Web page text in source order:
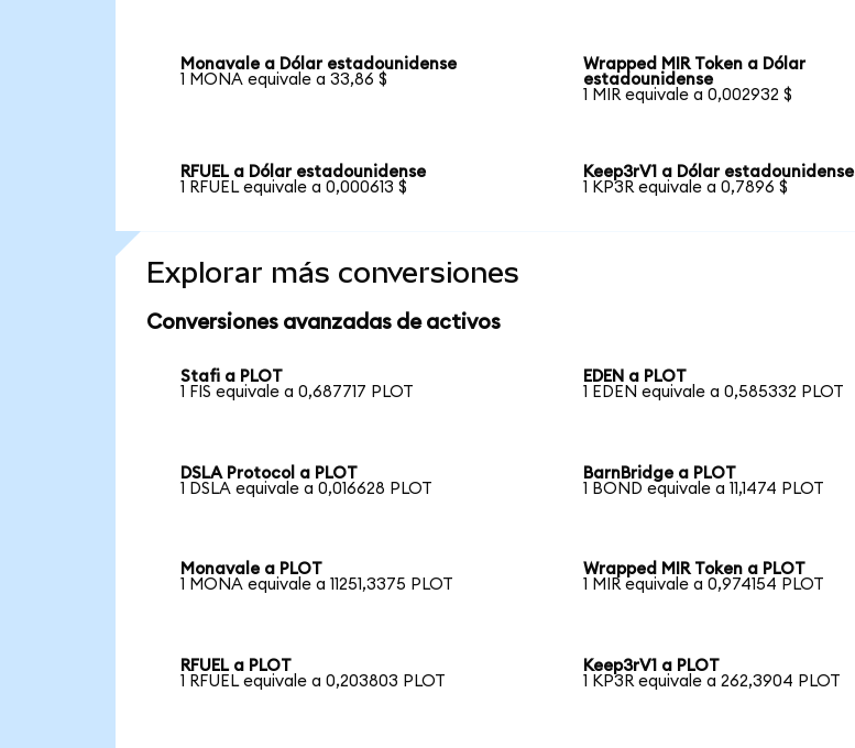
Monavale a Dólar estadounidense
1 MONA equivale a 33,86 $
Wrapped MIR Token a Dólar
estadounidense
1 MIR equivale a 0,002932 $
RFUEL a Dólar estadounidense
1 RFUEL equivale a 0,000613 $
Keep3rV1 a Dólar estadounidense
1 KP3R equivale a 0,7896 $
Explorar más conversiones
Conversiones avanzadas de activos
Stafi a PLOT
1 FIS equivale a 0,687717 PLOT
EDEN a PLOT
1 EDEN equivale a 0,585332 PLOT
DSLA Protocol a PLOT
1 DSLA equivale a 0,016628 PLOT
BarnBridge a PLOT
1 BOND equivale a 11,1474 PLOT
Monavale a PLOT
1 MONA equivale a 11251,3375 PLOT
Wrapped MIR Token a PLOT
1 MIR equivale a 0,974154 PLOT
RFUEL a PLOT
1 RFUEL equivale a 0,203803 PLOT
Keep3rV1 a PLOT
1 KP3R equivale a 262,3904 PLOT